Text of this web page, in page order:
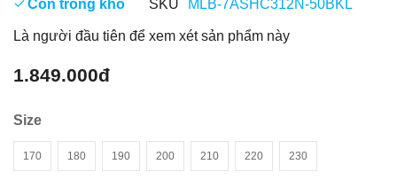
Còn trong kho SKU MLB-7ASHC312N-50BKL
Là người đầu tiên để xem xét sản phẩm này
1.849.000đ
Size
170 180 190 200 210 220 230